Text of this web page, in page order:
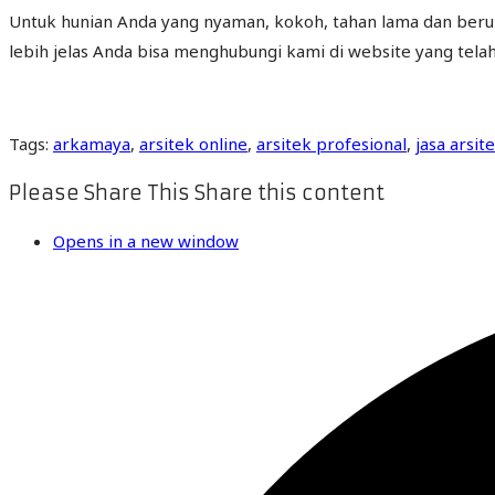
Untuk hunian Anda yang nyaman, kokoh, tahan lama dan
lebih jelas Anda bisa menghubungi kami di website yang
Tags: arkamaya, arsitek online, arsitek profesional, jasa
Please Share This Share this content
Opens in a new window